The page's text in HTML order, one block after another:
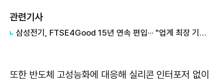
관련기사
삼성전기, FTSE4Good 15년 연속 편입··· "업계 최장 기록"
또한 반도체 고성능화에 대응해 실리콘 인터포저 없이